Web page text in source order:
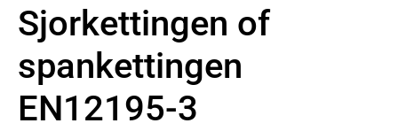
Sjorkettingen of
spankettingen
EN12195-3